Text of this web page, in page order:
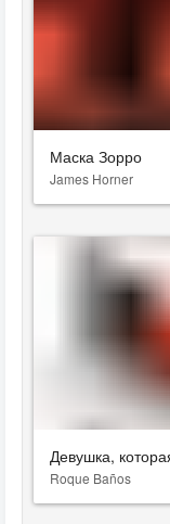
Маска Зорро
James Horner
Девушка,
Roque Baños